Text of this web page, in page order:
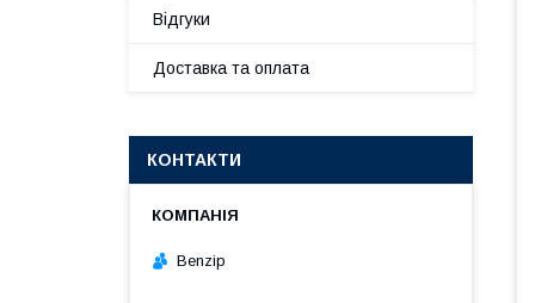
Відгуки
Доставка та оплата
КОНТАКТИ
Benzip